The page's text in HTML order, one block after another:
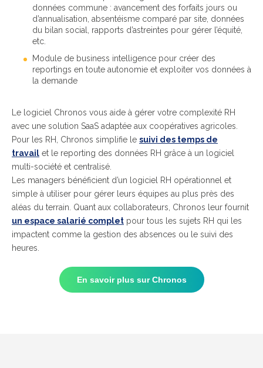
données commune : avancement des forfaits jours ou
d’annualisation, absentéisme comparé par site, données
du bilan social, rapports d’astreintes pour gérer l’équité,
etc.
Module de business intelligence pour créer des
reportings en toute autonomie et exploiter vos données à
la demande
Le logiciel Chronos vous aide à gérer votre complexité RH
avec une solution SaaS adaptée aux coopératives agricoles.
Pour les RH, Chronos simplifie le suivi des temps de
travail et le reporting des données RH grâce à un logiciel
multi-société et centralisé.
Les managers bénéficient d’un logiciel RH opérationnel et
simple à utiliser pour gérer leurs équipes au plus près des
aléas du terrain. Quant aux collaborateurs, Chronos leur fournit
un espace salarié complet pour tous les sujets RH qui les
impactent comme la gestion des absences ou le suivi des
heures.
En savoir plus sur Chronos